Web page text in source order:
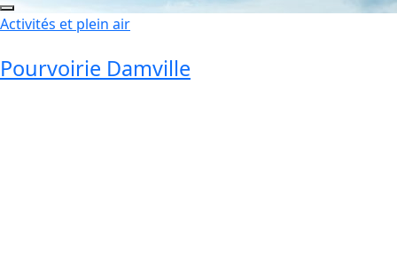
Activités et plein air
Pourvoirie Damville